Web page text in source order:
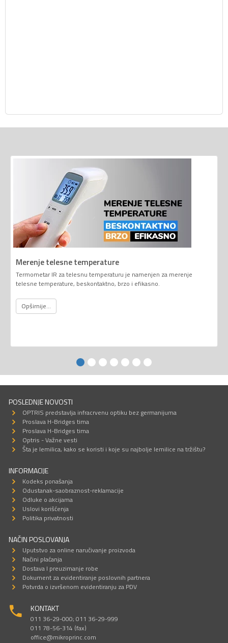
Merenje telesne temperature
Termometar IR za telesnu temperaturu je namenjen za merenje
telesne temperature, beskontaktno, brzo i efikasno.
Opširnije...
POSLEDNJE NOVOSTI
OPTRIS predstavlja infracrvenu optiku bez germanijuma
Proslava H-Bridges tima
Proslava H-Bridges tima
Optris - Važne vesti
Šta je lemilica, kako se koristi i koje su najbolje lemilice na tržištu?
INFORMACIJE
Kodeks ponašanja
Odustanak-saobraznost-reklamacije
Odluke o akcijama
Uslovi korišćenja
Politika privatnosti
NAČIN POSLOVANJA
Uputstvo za online naručivanje proizvoda
Načini plaćanja
Dostava I preuzimanje robe
Dokument za evidentiranje poslovnih partnera
Potvrda o izvršenom evidentiranju za PDV
KONTAKT
011 36-29-000; 011 36-29-999
011 78-56-314 (fax)
office@mikroprinc.com